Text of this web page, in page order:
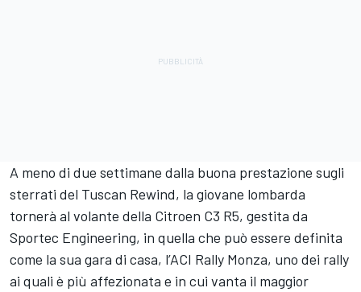
A meno di due settimane dalla buona prestazione sugli
sterrati del Tuscan Rewind, la giovane lombarda
tornerà al volante della Citroen C3 R5, gestita da
Sportec Engineering, in quella che può essere definita
come la sua gara di casa, l’ACI Rally Monza, uno dei rally
ai quali è più affezionata e in cui vanta il maggior